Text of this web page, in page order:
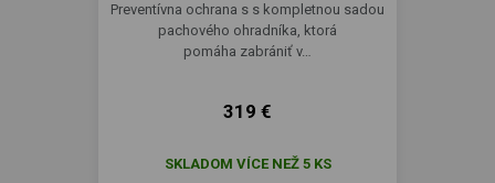
Preventívna ochrana s s kompletnou sadou
pachového ohradníka, ktorá
pomáha zabrániť v…
319 €
SKLADOM VÍCE NEŽ 5 KS